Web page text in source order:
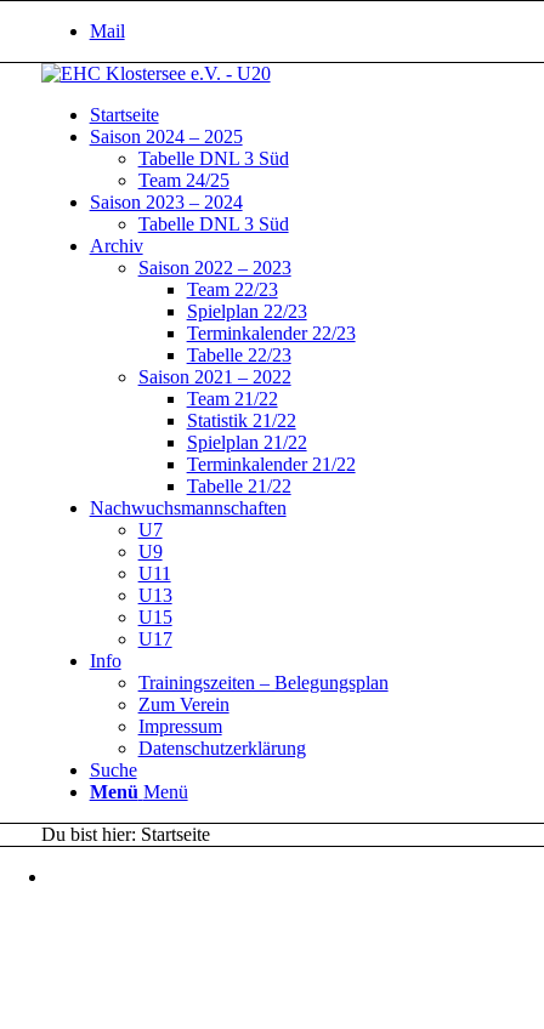
Mail
Startseite
Saison 2024 – 2025
Tabelle DNL 3 Süd
Team 24/25
Saison 2023 – 2024
Tabelle DNL 3 Süd
Archiv
Saison 2022 – 2023
Team 22/23
Spielplan 22/23
Terminkalender 22/23
Tabelle 22/23
Saison 2021 – 2022
Team 21/22
Statistik 21/22
Spielplan 21/22
Terminkalender 21/22
Tabelle 21/22
Nachwuchsmannschaften
U7
U9
U11
U13
U15
U17
Info
Trainingszeiten – Belegungsplan
Zum Verein
Impressum
Datenschutzerklärung
Suche
Menü Menü
Du bist hier: Startseite